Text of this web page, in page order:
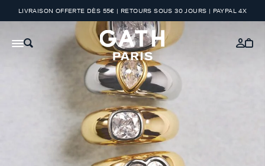
LIVRAISON OFFERTE DÈS 55€ | RETOURS SOUS 30 JOURS | PAYPAL 4X